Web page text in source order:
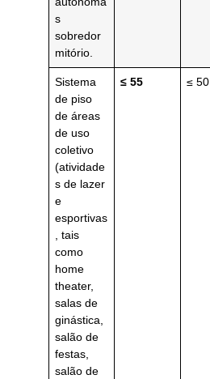
s
sobredor
mitório.
Sistema
de piso
de áreas
de uso
coletivo
(atividade
s de lazer
e
esportivas
, tais
como
home
theater,
salas de
ginástica,
salão de
festas,
salão de
≤ 55 ≤ 50